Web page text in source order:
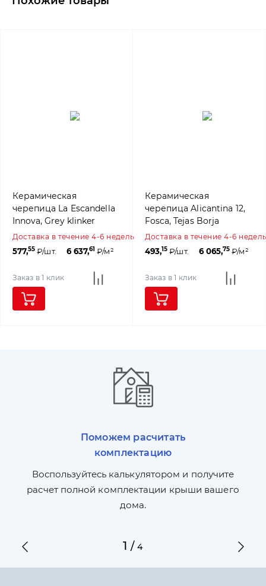
Керамическая
черепица La Escandella
Innova, Grey klinker
Доставка в течение 4-6 недель
577,55₽/шт. 6 637,61₽/м²
Заказ в 1 клик
Керамическая
черепица Alicantina 12,
Fosca, Tejas Borja
Доставка в течение 4-6
493,15₽/шт. 6 065,75₽/м²
Заказ в 1 клик
Поможем расчитать
комплектацию
Воспользуйтесь калькулятором и получите
расчет полной комплектации крыши вашего
дома.
1 /4